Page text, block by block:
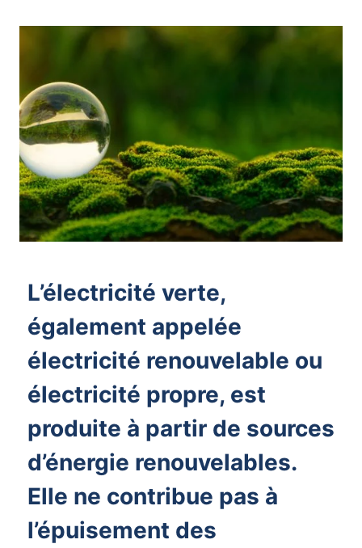
L’électricité verte,
également appelée
électricité renouvelable ou
électricité propre, est
produite à partir de sources
d’énergie renouvelables.
Elle ne contribue pas à
l’épuisement des